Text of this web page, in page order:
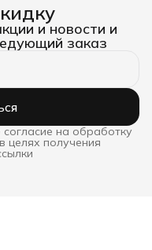
и новости и
заказ
на обработку
целях получения